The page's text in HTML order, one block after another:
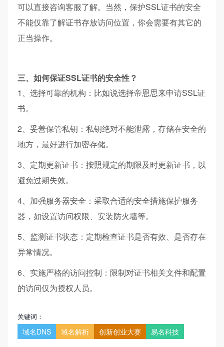
可以直接咨询客服了解。当然，保护SSL证书的安全
不能仅靠了解证书存放访问位置，你会需要有其它的
正当操作。
三、如何保证SSL证书的安全性？
1、选择可靠的机构：比如说选择帝恩思来申请SSL证
书。
2、妥善保管私钥：私钥绝对不能泄露，存储在安全的
地方，最好进行加密存储。
3、定期更新证书：按照规定的期限及时更新证书，以
避免过期失效。
4、加强服务器安全：采取合适的安全措施保护服务
器，如设置访问权限、安装防火墙等。
5、监测证书状态：定期检查证书是否有效、是否存在
异常情况。
6、实施严格的访问控制：限制对证书相关文件和配置
的访问仅为授权人员。
关键词：
域名DNS 域名解析 创新创业大赛 易名科技